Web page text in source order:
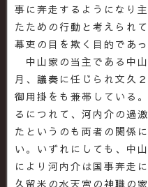
事に奔走するようになり
たための行動と考えられ
幕吏の目を欺く目的であっ
中山家の当主である中
月、議奏に任じられ文久
御用掛をも兼帯している
るにつれて、河内介の過
たというのも両者の関係
い。いずれにしても、中
により河内介は国事奔走
久留米の水天宮の神職の